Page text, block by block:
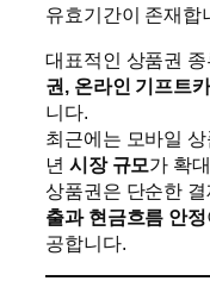
유효기간이 존재합
대표적인 상품권
권, 온라인 기프트
니다.
최근에는 모바일
년 시장 규모가 확
상품권은 단순한
출과 현금흐름 안정
공합니다.